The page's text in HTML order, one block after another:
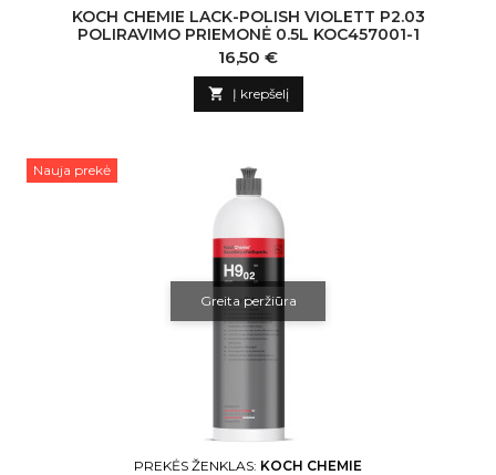
KOCH CHEMIE LACK-POLISH VIOLETT P2.03
POLIRAVIMO PRIEMONĖ 0.5L KOC457001-1
Kaina
16,50 €
 Į krepšelį
Nauja prekė
Greita peržiūra
PREKĖS ŽENKLAS: KOCH CHEMIE